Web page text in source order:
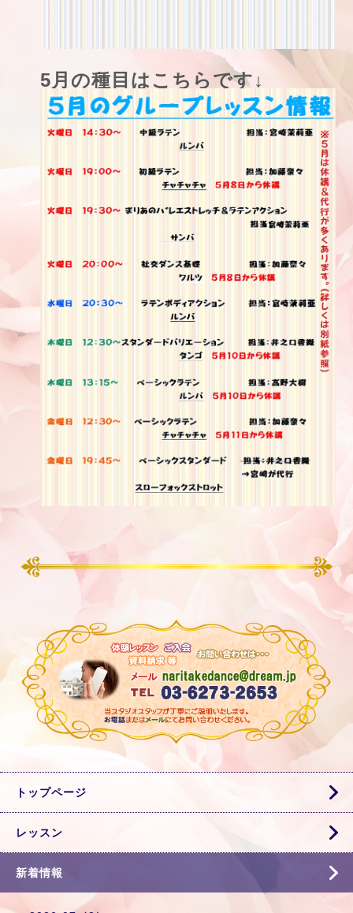
5月の種目はこちらです↓
トップページ
レッスン
新着情報